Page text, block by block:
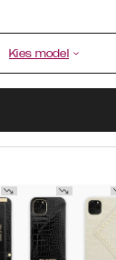
Kies model